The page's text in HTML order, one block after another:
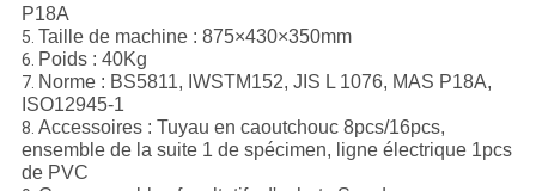
P18A
5. Taille de machine : 875×430×350mm
6. Poids : 40Kg
7. Norme : BS5811, IWSTM152, JIS L 1076, MAS P18A,
ISO12945-1
8. Accessoires : Tuyau en caoutchouc 8pcs/16pcs,
ensemble de la suite 1 de spécimen, ligne électrique 1pcs
de PVC